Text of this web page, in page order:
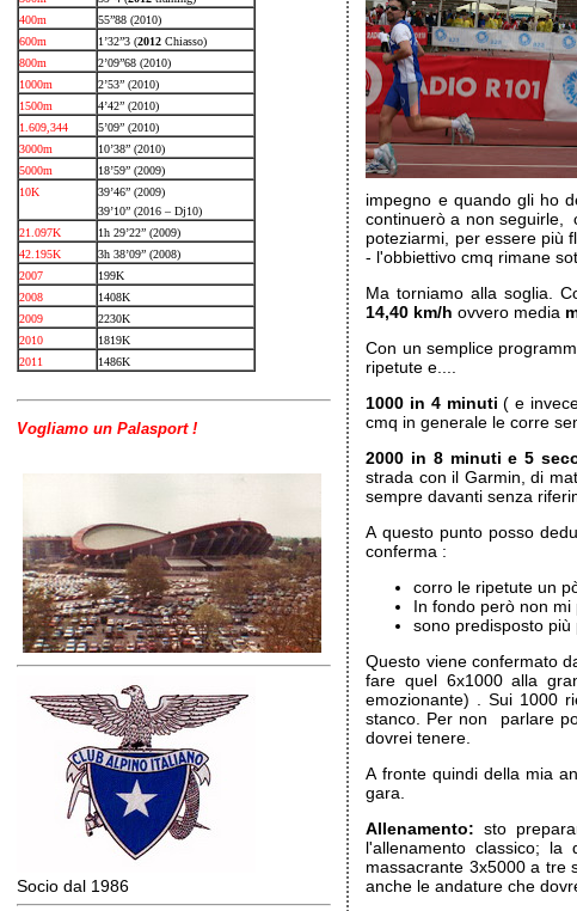
400m
55”88 (2010)
600m
1’32”3 (2012 Chiasso)
800m
2’09”68 (2010)
1000m
2’53” (2010)
1500m
4’42” (2010)
1.609,344
5’09” (2010)
3000m
10’38” (2010)
5000m
18’59” (2009)
10K
39’46” (2009)
39’10” (2016 – Dj10)
21.097K
1h 29’22” (2009)
42.195K
3h 38’09” (2008)
2007
199K
2008
1408K
2009
2230K
2010
1819K
2011
1486K
Vogliamo un Palasport !
Socio dal 1986
impegno e quando gli ho
continuerò a non seguirle,
poteziarmi, per essere più
- l'obbiettivo cmq rimane
Ma torniamo alla soglia.
14,40 km/h ovvero media
Con un semplice
ripetute e....
1000 in 4 minuti ( e
cmq in generale le corre
2000 in 8 minuti e 5
strada con il Garmin, di
sempre davanti senza
A questo punto posso
conferma :
corro le ripetute un
In fondo però non mi
sono predisposto più
Questo viene confermato
fare quel 6x1000 alla
emozionante) . Sui 1000
stanco. Per non parlare
dovrei tenere.
A fronte quindi della mia
gara.
Allenamento: sto
l'allenamento classico;
massacrante 3x5000 a tre
anche le andature che